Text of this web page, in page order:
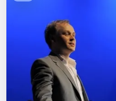
Экскурсии
Спорт
События